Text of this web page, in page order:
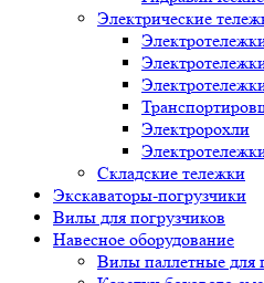
Электрические
Электророхли
Складские тележки
Экскаваторы-погрузчики
Вилы для погрузчиков
Навесное оборудование
Вилы паллетные для